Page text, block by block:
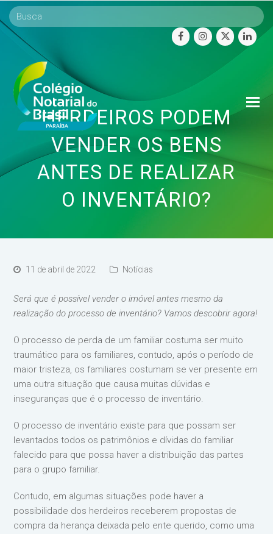
facebookinstagram
twitter
HERDEIROS PODEM
VENDER OS BENS
ANTES DE REALIZAR
O INVENTÁRIO?
11 de abril de 2022 Notícias
Será que é possível vender o imóvel antes mesmo da
realização do processo de inventário? Vamos descobrir agora!
O processo de perda de um familiar costuma ser muito
traumático para os familiares, contudo, após o período de
maior tristeza, os familiares costumam se ver presente em
uma outra situação que causa muitas dúvidas e
inseguranças que é o processo de inventário.
O processo de inventário existe para que possam ser
levantados todos os patrimônios e dívidas do familiar
falecido para que possa haver a distribuição das partes
para o grupo familiar.
Contudo, em algumas situações pode haver a
possibilidade dos herdeiros receberem propostas de
compra da herança deixada pelo ente querido, como uma